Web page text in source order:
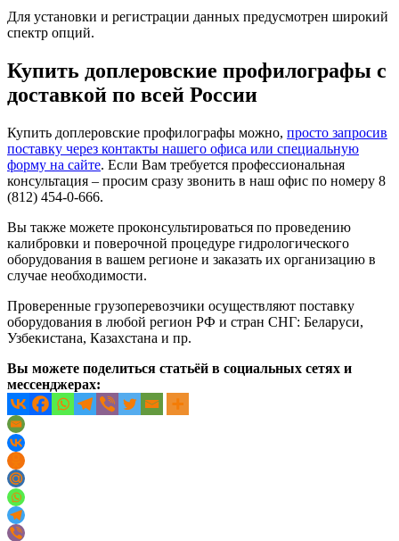
Для установки и регистрации данных предусмотрен широкий
спектр опций.
Купить доплеровские профилографы с
доставкой по всей России
Купить доплеровские профилографы можно, просто запросив
поставку через контакты нашего офиса или специальную
форму на сайте. Если Вам требуется профессиональная
консультация – просим сразу звонить в наш офис по номеру 8
(812) 454-0-666.
Вы также можете проконсультироваться по проведению
калибровки и поверочной процедуре гидрологического
оборудования в вашем регионе и заказать их организацию в
случае необходимости.
Проверенные грузоперевозчики осуществляют поставку
оборудования в любой регион РФ и стран СНГ: Беларуси,
Узбекистана, Казахстана и пр.
Вы можете поделиться статьёй в социальных сетях и
мессенджерах: